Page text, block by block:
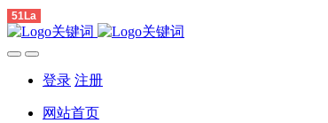
51La
登录 注册
网站首页